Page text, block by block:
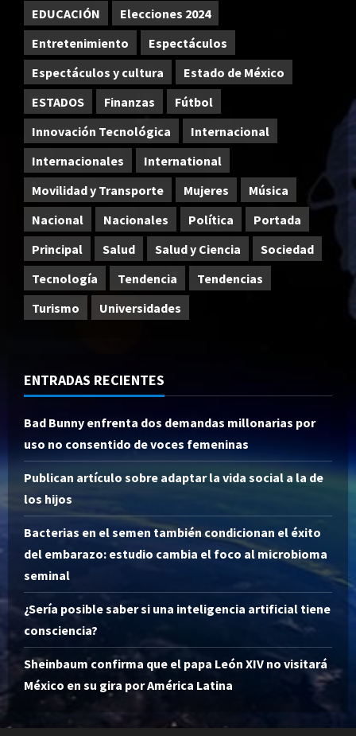
EDUCACIÓN
Elecciones 2024
Entretenimiento
Espectáculos
Espectáculos y cultura
Estado de México
ESTADOS
Finanzas
Fútbol
Innovación Tecnológica
Internacional
Internacionales
International
Movilidad y Transporte
Mujeres
Música
Nacional
Nacionales Política
Portada
Principal
Salud Salud y Ciencia
Sociedad
Tecnología
Tendencia
Tendencias
Turismo
Universidades
ENTRADAS RECIENTES
Bad Bunny enfrenta dos demandas millonarias por
uso no consentido de voces femeninas
Publican artículo sobre adaptar la vida social a la de
los hijos
Bacterias en el semen también condicionan el éxito
del embarazo: estudio cambia el foco al microbioma
seminal
¿Sería posible saber si una inteligencia artificial tiene
consciencia?
Sheinbaum confirma que el papa León XIV no visitará
México en su gira por América Latina